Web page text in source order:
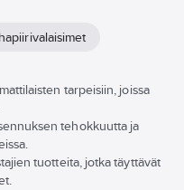
tarpeisiin, joissa
tehokkuutta ja
tuotteita, jotka täyttävät